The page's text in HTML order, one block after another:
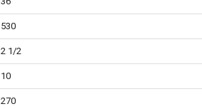
530
2 1/2
10
270